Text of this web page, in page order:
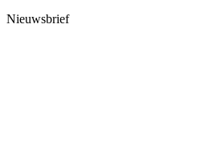
Nieuwsbrief